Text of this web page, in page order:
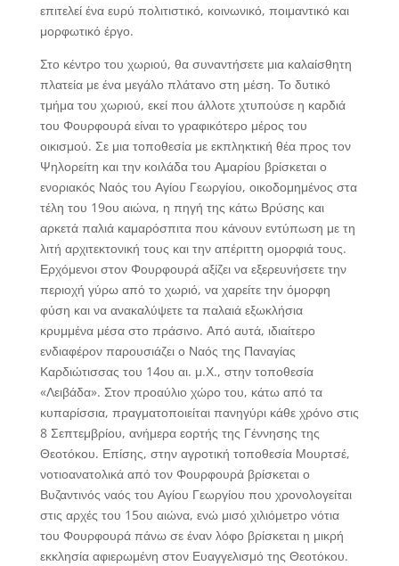
επιτελεί ένα ευρύ πολιτιστικό, κοινωνικό, ποιμαντικό και
μορφωτικό έργο.
Στο κέντρο του χωριού, θα συναντήσετε μια καλαίσθητη
πλατεία με ένα μεγάλο πλάτανο στη μέση. Το δυτικό
τμήμα του χωριού, εκεί που άλλοτε χτυπούσε η καρδιά
του Φουρφουρά είναι το γραφικότερο μέρος του
οικισμού. Σε μια τοποθεσία με εκπληκτική θέα προς τον
Ψηλορείτη και την κοιλάδα του Αμαρίου βρίσκεται ο
ενοριακός Ναός του Αγίου Γεωργίου, οικοδομημένος στα
τέλη του 19ου αιώνα, η πηγή της κάτω Βρύσης και
αρκετά παλιά καμαρόσπιτα που κάνουν εντύπωση με τη
λιτή αρχιτεκτονική τους και την απέριττη ομορφιά τους.
Ερχόμενοι στον Φουρφουρά αξίζει να εξερευνήσετε την
περιοχή γύρω από το χωριό, να χαρείτε την όμορφη
φύση και να ανακαλύψετε τα παλαιά εξωκλήσια
κρυμμένα μέσα στο πράσινο. Από αυτά, ιδιαίτερο
ενδιαφέρον παρουσιάζει ο Ναός της Παναγίας
Καρδιώτισσας του 14ου αι. μ.Χ., στην τοποθεσία
«Λειβάδα». Στον προαύλιο χώρο του, κάτω από τα
κυπαρίσσια, πραγματοποιείται πανηγύρι κάθε χρόνο στις
8 Σεπτεμβρίου, ανήμερα εορτής της Γέννησης της
Θεοτόκου. Επίσης, στην αγροτική τοποθεσία Μουρτσέ,
νοτιοανατολικά από τον Φουρφουρά βρίσκεται ο
Βυζαντινός ναός του Αγίου Γεωργίου που χρονολογείται
στις αρχές του 15ου αιώνα, ενώ μισό χιλιόμετρο νότια
του Φουρφουρά πάνω σε έναν λόφο βρίσκεται η μικρή
εκκλησία αφιερωμένη στον Ευαγγελισμό της Θεοτόκου.